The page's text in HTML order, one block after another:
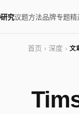
研究议题方法品牌专题精
首页 › 深度 › 文